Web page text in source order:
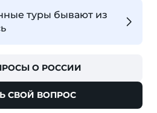
туры бывают из
О РОССИИ
СВОЙ ВОПРОС